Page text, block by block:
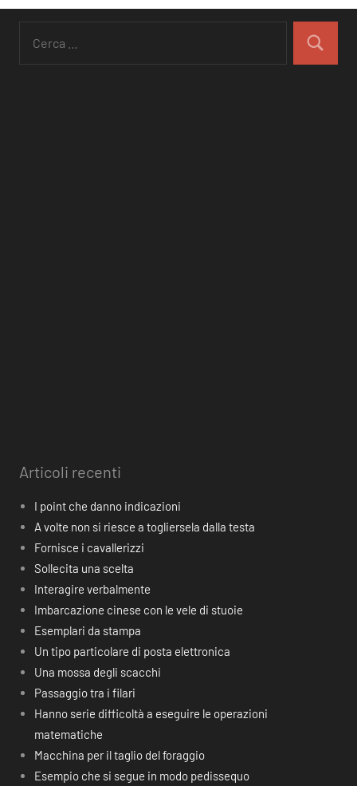
Articoli recenti
I point che danno indicazioni
A volte non si riesce a togliersela dalla testa
Fornisce i cavallerizzi
Sollecita una scelta
Interagire verbalmente
Imbarcazione cinese con le vele di stuoie
Esemplari da stampa
Un tipo particolare di posta elettronica
Una mossa degli scacchi
Passaggio tra i filari
Hanno serie difficoltà a eseguire le operazioni
matematiche
Macchina per il taglio del foraggio
Esempio che si segue in modo pedissequo